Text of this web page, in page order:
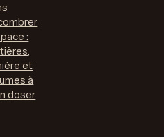
:
et
à
doser